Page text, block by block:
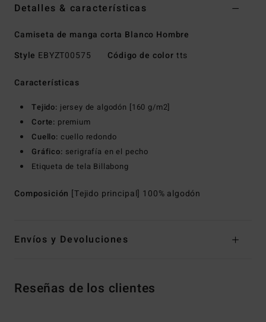
Detalles & características
Camiseta de manga corta Blanco Hombre
Style EBYZT00575 Código de color tts
Características
Tejido: jersey de algodón [160 g/m2]
Corte: premium
Cuello: cuello redondo
Gráfico: serigrafía en el pecho
Etiqueta de tela Billabong
Composición [Tejido principal] 100% algodón
Envíos y Devoluciones
Reseñas de los clientes